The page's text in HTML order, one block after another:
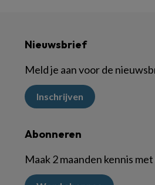
Nieuwsbrief
Meld je aan voor de
Inschrijven
Abonneren
Maak 2 maanden kennis